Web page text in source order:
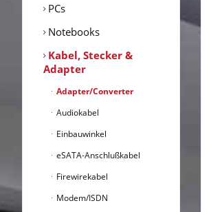
PCs
Notebooks
Kabel, Stecker &
Adapter
Adapter/Converter
Audiokabel
Einbauwinkel
eSATA-Anschlußkabel
Firewirekabel
Modem/ISDN